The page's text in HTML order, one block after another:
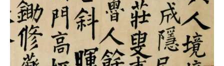
字
典
查
字